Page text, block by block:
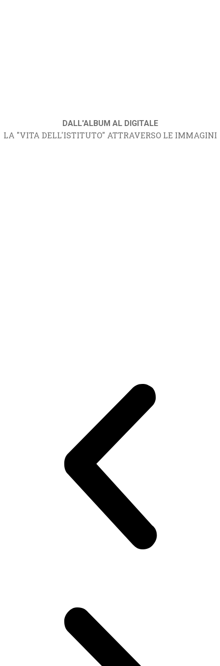
DALL'ALBUM AL DIGITALE
LA "VITA DELL'ISTITUTO" ATTRAVERSO LE IMMAGINI